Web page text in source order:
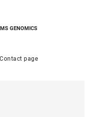
GENOMICS
Contact page